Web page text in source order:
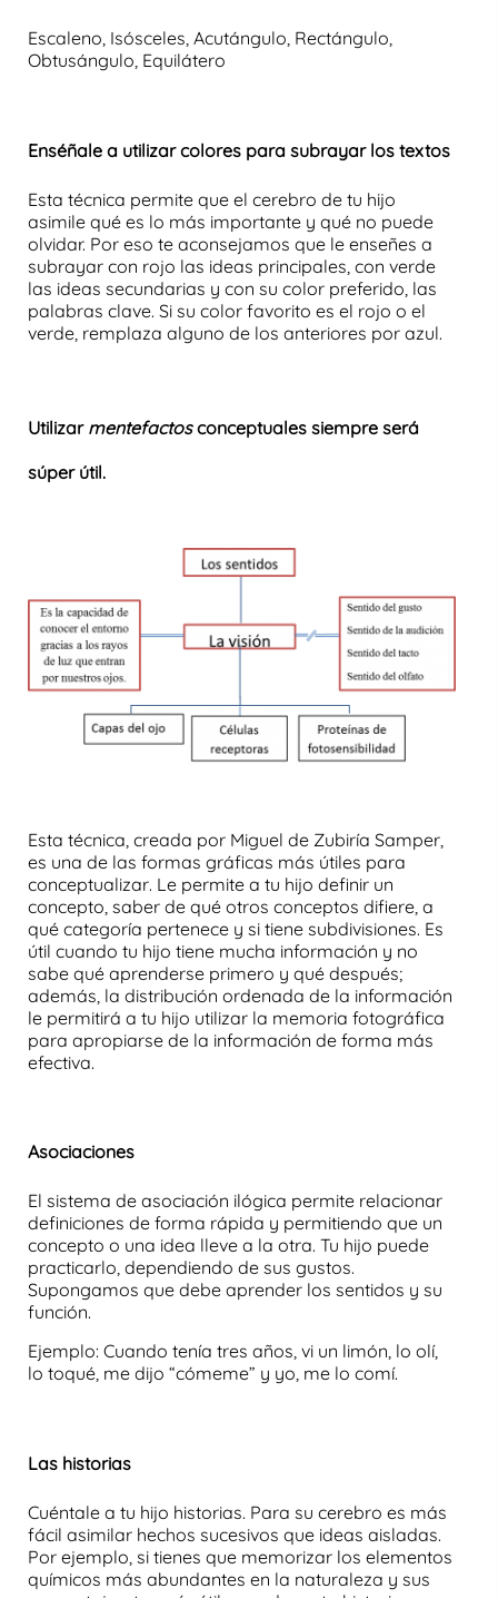
Escaleno, Isósceles, Acutángulo, Rectángulo,
Obtusángulo, Equilátero
Enséñale a utilizar colores para subrayar los textos
Esta técnica permite que el cerebro de tu hijo
asimile qué es lo más importante y qué no puede
olvidar. Por eso te aconsejamos que le enseñes a
subrayar con rojo las ideas principales, con verde
las ideas secundarias y con su color preferido, las
palabras clave. Si su color favorito es el rojo o el
verde, remplaza alguno de los anteriores por azul.
Utilizar mentefactosconceptuales siempre será
súper útil.
Esta técnica, creada por Miguel de Zubiría Samper,
es una de las formas gráficas más útiles para
conceptualizar. Le permite a tu hijo definir un
concepto , saber de qué otros conceptos difiere, a
qué categoría pertenece y si tiene subdivisiones. Es
útil cuando tu hijo tiene mucha información y no
sabe qué aprenderse primero y qué después;
además, la distribución ordenada de la información
le permitirá a tu hijo utilizar la memoria fotográfica
para apropiarse de la información de forma más
efectiva.
Asociaciones
El sistema de asociación ilógica permite relacionar
definiciones de forma rápida y permitiendo que un
concepto o una idea lleve a la otra. Tu hijo puede
practicarlo, dependiendo de sus gustos.
Supongamos que debe aprender los sentidos y su
función.
Ejemplo: Cuando tenía tres años, vi un limón, lo olí,
lo toqué, me dijo “cómeme” y yo, me lo comí.
Las historias
Cuéntale a tu hijo historias. Para su cerebro es más
fácil asimilar hechos sucesivos que ideas aisladas.
Por ejemplo, si tienes que memorizar los elementos
químicos más abundantes en la naturaleza y sus